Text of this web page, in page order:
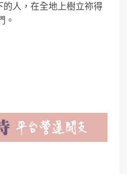
人，在全地上樹立祢得
。